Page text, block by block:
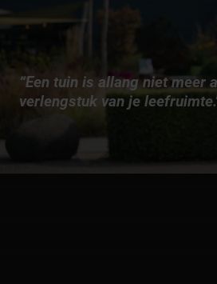
“Een tuin is allang niet meer
verlengstuk van je